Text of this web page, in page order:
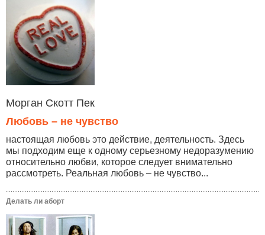
Морган Скотт Пек
Любовь – не чувство
настоящая любовь это действие, деятельность. Здесь
мы подходим еще к одному серьезному недоразумению
относительно любви, которое следует внимательно
рассмотреть. Реальная любовь – не чувство...
Делать ли аборт